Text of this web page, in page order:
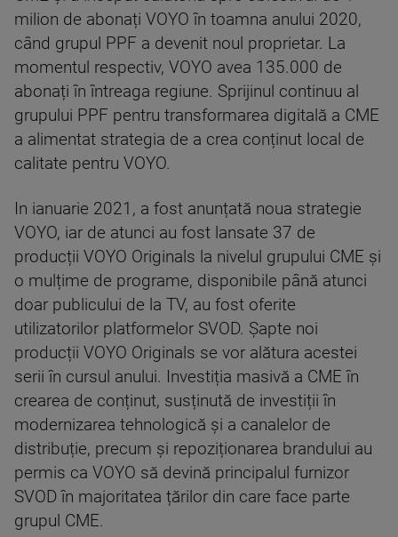
milion de abonați VOYO în toamna anului 2020,
când grupul PPF a devenit noul proprietar. La
momentul respectiv, VOYO avea 135.000 de
abonați în întreaga regiune. Sprijinul continuu al
grupului PPF pentru transformarea digitală a CME
a alimentat strategia de a crea conținut local de
calitate pentru VOYO.
In ianuarie 2021, a fost anunțată noua strategie
VOYO, iar de atunci au fost lansate 37 de
producții VOYO Originals la nivelul grupului CME și
o mulțime de programe, disponibile până atunci
doar publicului de la TV, au fost oferite
utilizatorilor platformelor SVOD. Șapte noi
producții VOYO Originals se vor alătura acestei
serii în cursul anului. Investiția masivă a CME în
crearea de conținut, susținută de investiții în
modernizarea tehnologică și a canalelor de
distribuție, precum și repoziționarea brandului au
permis ca VOYO să devină principalul furnizor
SVOD în majoritatea țărilor din care face parte
grupul CME.